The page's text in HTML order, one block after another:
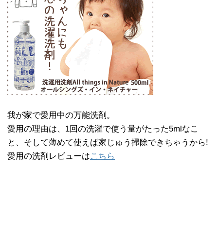
我が家で愛用中の万能洗剤。
愛用の理由は、1回の洗濯で使う量がたった5mlなこ
と、そして薄めて使えば家じゅう掃除できちゃうから!
愛用の洗剤レビューはこちら